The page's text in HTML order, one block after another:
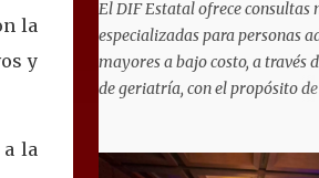
la
y
la
El DIF Estatal ofrece consultas
especializadas para personas
mayores a bajo costo, a través
de geriatría, con el propósito
calidad de vida. Aurora